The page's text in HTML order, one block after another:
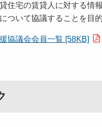
住宅の賃貸人に対する情
ついて協議することを目
協議会会員一覧 [58KB]